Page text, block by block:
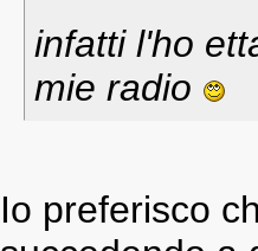
infatti l'ho
mie radio
Io preferisco